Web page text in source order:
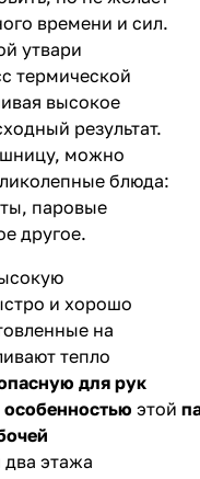
времени и сил.
утвари
термической
высокое
результат.
можно
блюда:
паровые
другое.
и хорошо
на
тепло
для рук
особенностью этой
этажа